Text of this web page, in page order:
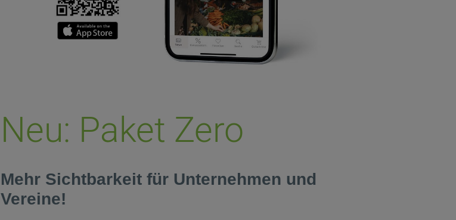
Neu: Paket Zero
Mehr Sichtbarkeit für Unternehmen und
Vereine!